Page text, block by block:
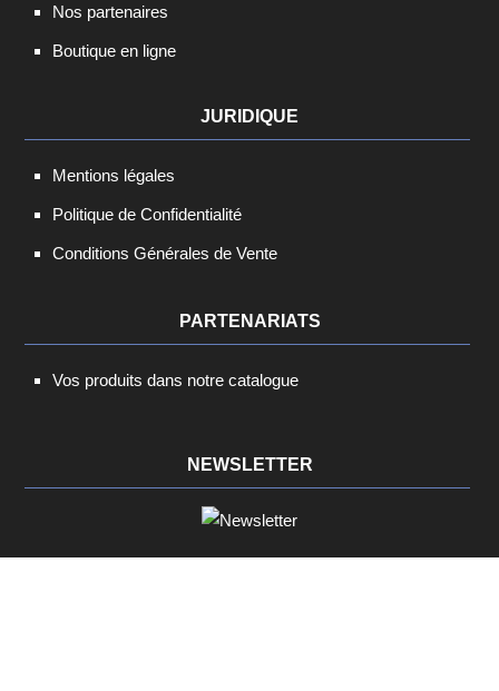
Nos partenaires
Boutique en ligne
JURIDIQUE
Mentions légales
Politique de Confidentialité
Conditions Générales de Vente
PARTENARIATS
Vos produits dans notre catalogue
NEWSLETTER